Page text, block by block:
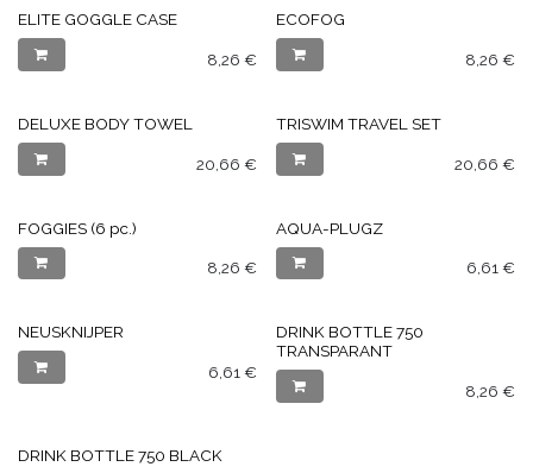
ELITE GOGGLE CASE
8,26 €
ECOFOG
8,26 €
DELUXE BODY TOWEL
20,66 €
TRISWIM TRAVEL SET
20,66 €
FOGGIES (6 pc.)
8,26 €
AQUA-PLUGZ
6,61 €
NEUSKNIJPER
6,61 €
DRINK BOTTLE 750
TRANSPARANT
8,26 €
DRINK BOTTLE 750 BLACK